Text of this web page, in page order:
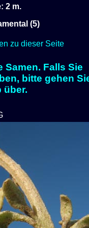
2 m.
(5)
zu dieser Seite
Samen. Falls Sie
bitte gehen
über.